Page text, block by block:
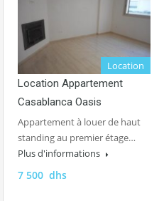
Location
Location Appartement
Casablanca Oasis
Appartement à louer de haut
standing au premier étage…
Plus d'informations
7 500 dhs